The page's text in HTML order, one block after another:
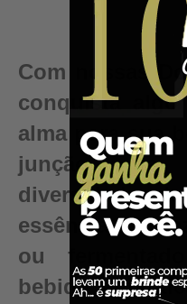
Com nossas
conquista
alma para sua
junção da
diversidade
essência e
ou
bebida